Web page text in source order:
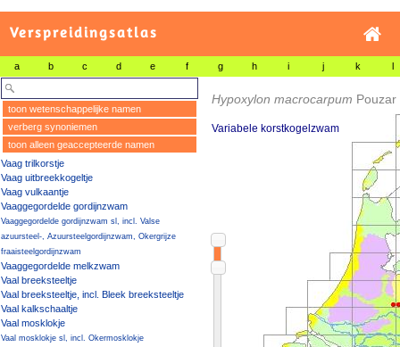
Verspreidingsatlas
a b c d e f g h i j k l
toon wetenschappelijke namen
verberg synoniemen
toon alleen geaccepteerde namen
Vaag trilkorstje
Vaag uitbreekkogeltje
Vaag vulkaantje
Vaaggegordelde gordijnzwam
Vaaggegordelde gordijnzwam sl, incl. Valse
azuursteel-, Azuursteelgordijnzwam, Okergrijze
fraaisteelgordijnzwam
Vaaggegordelde melkzwam
Vaal breeksteeltje
Vaal breeksteeltje, incl. Bleek breeksteeltje
Vaal kalkschaaltje
Vaal mosklokje
Vaal mosklokje sl, incl. Okermosklokje
Hypoxylon macrocarpum Pouzar
Variabele korstkogelzwam